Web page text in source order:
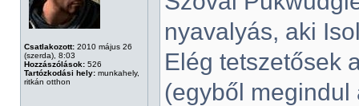
Csatlakozott: 2010 május 26
(szerda), 8:03
Hozzászólások: 526
Tartózkodási hely: munkahely,
ritkán otthon
nyavalyás, aki
Elég tetszetősek
(egyből